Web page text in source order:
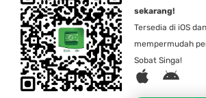
sekarang!
Tersedia di iOS
mempermudah
Sobat Singa!
A
A